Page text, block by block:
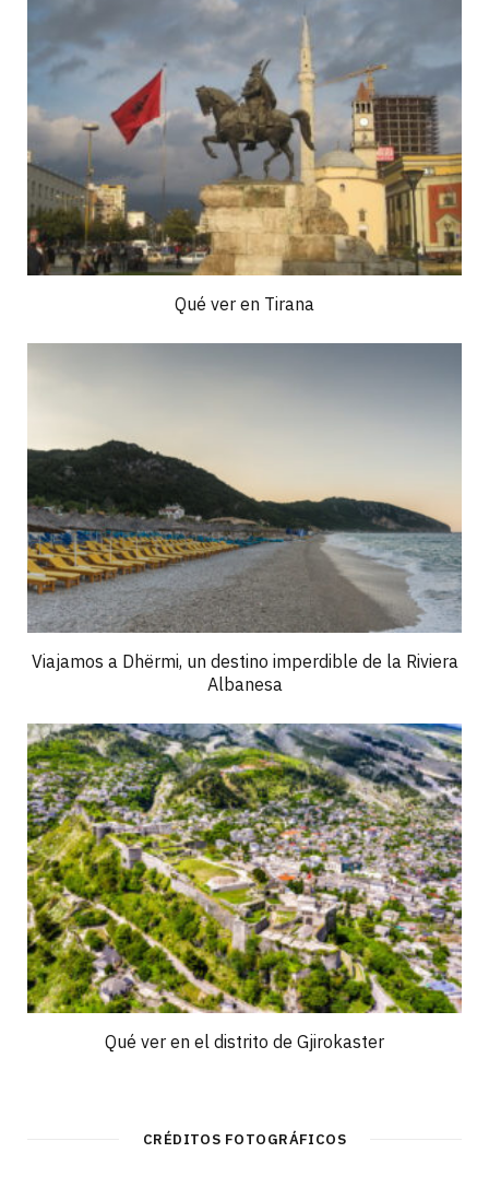
Qué ver en Tirana
Viajamos a Dhërmi, un destino imperdible de la Riviera
Albanesa
Qué ver en el distrito de Gjirokaster
CRÉDITOS FOTOGRÁFICOS